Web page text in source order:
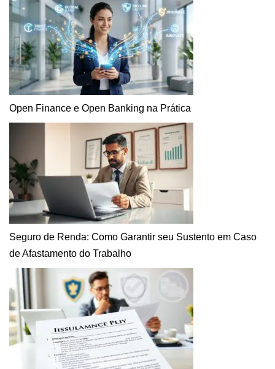
Open Finance e Open Banking na Prática
Seguro de Renda: Como Garantir seu Sustento em Caso
de Afastamento do Trabalho